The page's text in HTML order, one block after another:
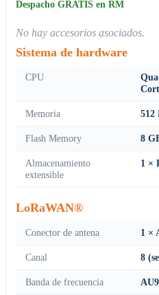
Despacho GRATIS en RM
No hay accesorios asociados.
Sistema de hardware
CPU
Memoria 512
Flash Memory 8
Almacenamiento
extensible
1 ×
LoRaWAN®
Conector de antena 1 ×
Canal 8
Banda de frecuencia